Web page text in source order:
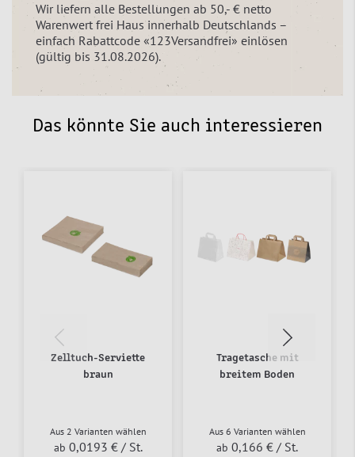
Wir liefern alle Bestellungen ab 50,- € netto
Warenwert frei Haus innerhalb Deutschlands –
einfach Rabattcode «123Versandfrei» einlösen
(gültig bis 31.08.2026).
Das könnte Sie auch interessieren
Zelltuch-Serviette
braun
Aus 2 Varianten wählen
ab 0,0193 € / St.
Tragetasche mit
breitem Boden
Aus 6 Varianten wählen
ab 0,166 € / St.